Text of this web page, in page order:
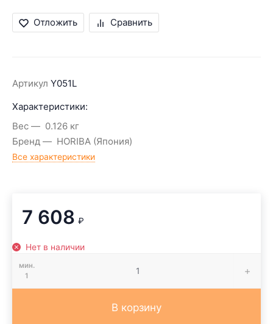
Отложить Сравнить
Артикул Y051L
Характеристики:
Вес
0.126 кг
Бренд
HORIBA (Япония)
Все характеристики
7 608 ₽
Нет в наличии
мин.
1
В корзину